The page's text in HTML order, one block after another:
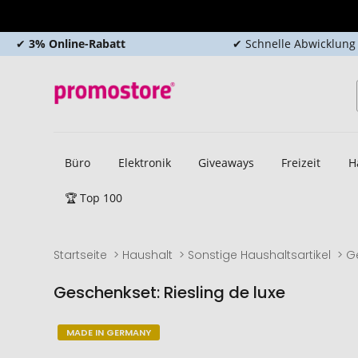
✔ 3% Online-Rabatt ✔ Schnelle Abwicklung
Büro Elektronik Giveaways Freizeit
🏆 Top 100
Startseite Haushalt Sonstige Haushaltsartikel
Geschenkset: Riesling de luxe
Zum
Ende
Zum
Anfang
MADE IN GERMANY